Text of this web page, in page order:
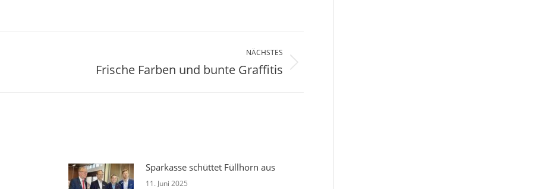
NÄCHSTES
NächsterFrische Farben und bunte Graffitis
Sparkasse schüttet Füllhorn aus
11. Juni 2025